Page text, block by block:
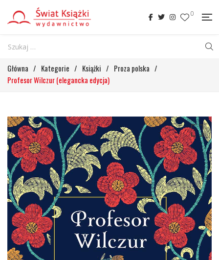
0
Główna / Kategorie / Książki / Proza polska /
Profesor Wilczur (elegancka edycja)